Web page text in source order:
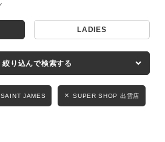
LADIES KIDS
LADIES
絞り込んで検索する
SAINT JAMES SUPER SHOP 出雲店